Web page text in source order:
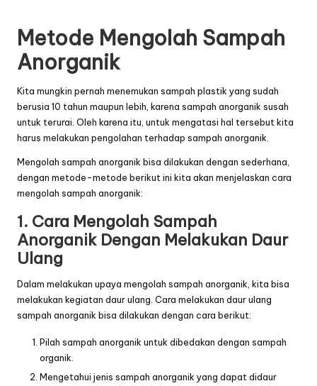
Metode Mengolah Sampah
Anorganik
Kita mungkin pernah menemukan sampah plastik yang sudah
berusia 10 tahun maupun lebih, karena sampah anorganik susah
untuk terurai. Oleh karena itu, untuk mengatasi hal tersebut kita
harus melakukan pengolahan terhadap sampah anorganik.
Mengolah sampah anorganik bisa dilakukan dengan sederhana,
dengan metode-metode berikut ini kita akan menjelaskan cara
mengolah sampah anorganik:
1. Cara Mengolah Sampah
Anorganik Dengan Melakukan Daur
Ulang
Dalam melakukan upaya mengolah sampah anorganik, kita bisa
melakukan kegiatan daur ulang. Cara melakukan daur ulang
sampah anorganik bisa dilakukan dengan cara berikut:
Pilah sampah anorganik untuk dibedakan dengan sampah
organik.
Mengetahui jenis sampah anorganik yang dapat didaur